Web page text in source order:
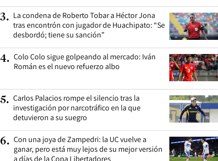
3. La condena de Roberto Tobar a Héctor Jona
tras encontrón con jugador de Huachipato: “Se
desbordó; tiene su sanción”
4. Colo Colo sigue golpeando al mercado: Iván
Román es el nuevo refuerzo albo
5. Carlos Palacios rompe el silencio tras la
investigación por narcotráfico en la que
detuvieron a su suegro
6. Con una joya de Zampedri: la UC vuelve a
ganar, pero está muy lejos de su mejor versión
a días de la Copa Libertadores